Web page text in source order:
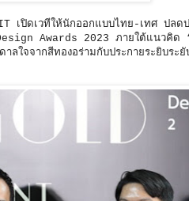
เปิดเวทีให้นักออกแบบไทย-เทศ ปลด
Design Awards 2023 ภายใต้แนว
จากสีทองอร่ามกับประกายระยิบระ